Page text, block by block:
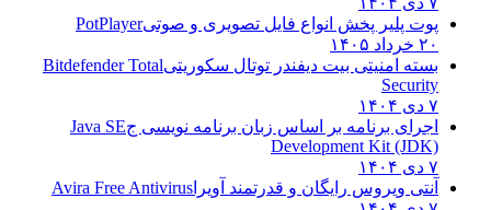
پوت پلیر پخش انواع فایل تصویری و صوتیPotPlayer
۲۰ خرداد ۱۴۰۵
بسته امنیتی بیت دیفندر توتال سکوریتیBitdefender Total
Security
۷ دی ۱۴۰۴
اجرای برنامه بر اساس زبان برنامه نویسی جJava SE
Development Kit (JDK)
۷ دی ۱۴۰۴
آنتی ویروس رایگان و قدرتمند آویرا Avira Free Antivirus